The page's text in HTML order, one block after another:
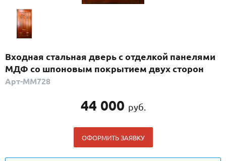
(29)
ПО НАЗНАЧЕНИЮ
ПО КОНСТРУКЦИИ
Входная стальная дверь с отделкой панелями
МДФ со шпоновым покрытием двух сторон
Арт-ММ728
44 000 руб.
ОФОРМИТЬ ЗАЯВКУ